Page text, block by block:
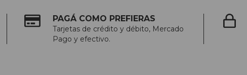
PAGÁ COMO PREFIERAS
Tarjetas de crédito y débito, Mercado
Pago y efectivo.